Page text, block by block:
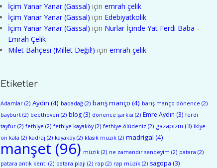
İçim Yanar Yanar (Gassal) için emrah çelik
İçim Yanar Yanar (Gassal) için Edebiyatkolik
İçim Yanar Yanar (Gassal) için Nurlar İçinde Yat Ferdi Baba -
Emrah Çelik
Milet Bahçesi (Millet Değil!) için emrah çelik
Etiketler
Adamlar (2) Aydın (4) babadağ (2) barış manço (4) barış manço dönence (2)
bayburt (2) beethoven (2) blog (3) dönence şarkısı (2) Emre Aydın (3) ferdi
tayfur (2) fethiye (2) fethiye kayaköy(2) fethiye ölüdeniz (2) gazapizm (3) ikiye
on kala (2) kadraj (2) kayaköy(2) klasik müzik (2) madrigal (4)
manşet (96) müzik (2) ne zamandır sendeyim (2) patara (2)
patara antik kenti (2) patara plajı (2) rap (2) rap müzik (2) sagopa (3)